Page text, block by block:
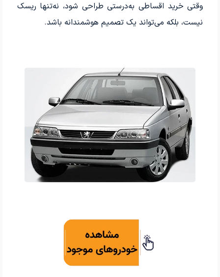
وقتی خرید اقساطی به‌درستی طراحی شود، نه‌تنها ریسک
نیست، بلکه می‌تواند یک تصمیم هوشمندانه باشد.